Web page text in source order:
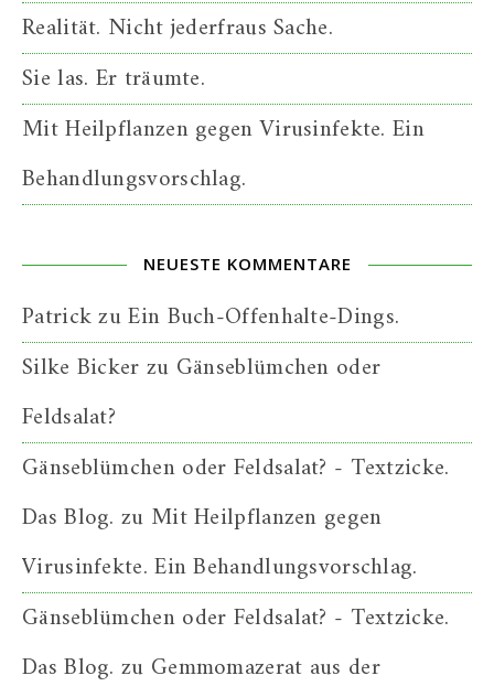
Realität. Nicht jederfraus Sache.
Sie las. Er träumte.
Mit Heilpflanzen gegen Virusinfekte. Ein
Behandlungsvorschlag.
NEUESTE KOMMENTARE
PatrickzuEin Buch-Offenhalte-Dings.
Silke Bickerzu Gänseblümchen oder
Feldsalat?
Gänseblümchen oder Feldsalat? - Textzicke.
Das Blog. zu Mit Heilpflanzen gegen
Virusinfekte. Ein Behandlungsvorschlag.
Gänseblümchen oder Feldsalat? - Textzicke.
Das Blog. zu Gemmomazerat aus der